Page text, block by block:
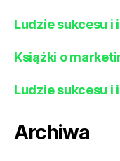
Ludzie sukcesu i
Książki o
Ludzie sukcesu i
Archiwa